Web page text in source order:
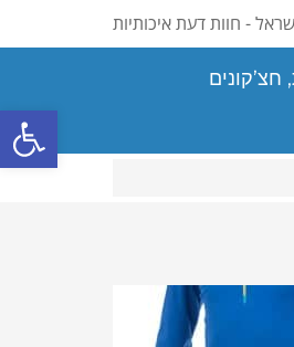
- חוות דעת איכותיות
פתח